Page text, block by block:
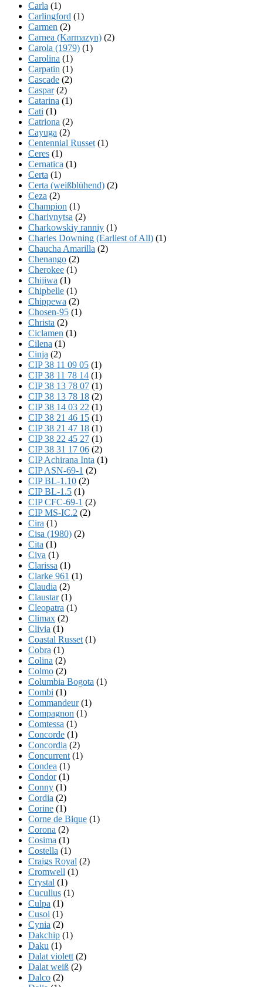
Carla (1)
Carlingford (1)
Carmen (2)
Carnea (Karmazyn) (2)
Carola (1979) (1)
Carolina (1)
Carpatin (1)
Cascade (2)
Caspar(2)
Catarina (1)
Cati (1)
Catriona (2)
Cayuga (2)
Centennial Russet (1)
Ceres (1)
Cernatica (1)
Certa (1)
Certa (weißblühend) (2)
Ceza (2)
Champion (1)
Charivnytsa (2)
Charkowskiy ranniy (1)
Charles Downing (Earliest of All) (1)
Chaucha Amarilla (2)
Chenango (2)
Cherokee (1)
Chijiwa (1)
Chipbelle (1)
Chippewa (2)
Chosen-95 (1)
Christa (2)
Ciclamen (1)
Cilena (1)
Cinja (2)
CIP 38 11 09 05 (1)
CIP 38 11 78 14 (1)
CIP 38 13 78 07 (1)
CIP 38 13 78 18 (2)
CIP 38 14 03 22 (1)
CIP 38 21 46 15 (1)
CIP 38 21 47 18 (1)
CIP 38 22 45 27 (1)
CIP 38 31 17 06 (2)
CIP Achirana Inta (1)
CIP ASN-69-1 (2)
CIP BL-1.10 (2)
CIP BL-1.5 (1)
CIP CFC-69-1 (2)
CIP MS-IC.2 (2)
Cira (1)
Cisa (1980) (2)
Cita (1)
Civa (1)
Clarissa (1)
Clarke 961 (1)
Claudia (2)
Claustar(1)
Cleopatra (1)
Climax (2)
Clivia (1)
Coastal Russet (1)
Cobra (1)
Colina (2)
Colmo (2)
Columbia Bogota (1)
Combi (1)
Commandeur(1)
Compagnon (1)
Comtessa (1)
Concorde (1)
Concordia (2)
Concurrent (1)
Condea (1)
Condor(1)
Conny (1)
Cordia (2)
Corine (1)
Corne de Bique (1)
Corona (2)
Cosima (1)
Costella (1)
Craigs Royal (2)
Cromwell (1)
Crystal (1)
Cucullus (1)
Culpa (1)
Cusoi (1)
Cynia (2)
Dakchip (1)
Daku (1)
Dalat violett (2)
Dalat weiß (2)
Dalco (2)